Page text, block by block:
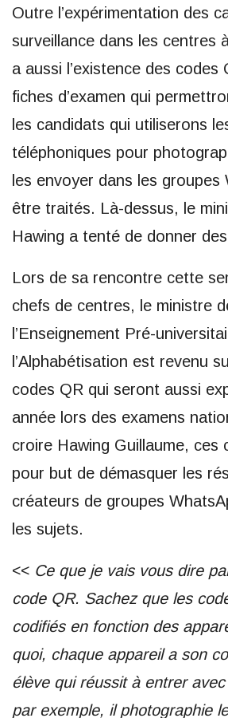
Outre l’expérimentation des
surveillance dans les centres
a aussi l’existence des codes
fiches d’examen qui
les candidats qui utiliserons
téléphoniques pour
les envoyer dans les groupes
être traités. Là-dessus, le
Hawing a tenté de donner
Lors de sa rencontre cette
chefs de centres, le ministre
l’Enseignement Pré-
l’Alphabétisation est revenu
codes QR qui seront aussi
année lors des examens
croire Hawing Guillaume, ces
pour but de démasquer les
créateurs de groupes
les sujets.
<< Ce que je vais vous dire
code QR. Sachez que les
codifiés en fonction des
quoi, chaque appareil a son
élève qui réussit à entrer
par exemple, il photographie